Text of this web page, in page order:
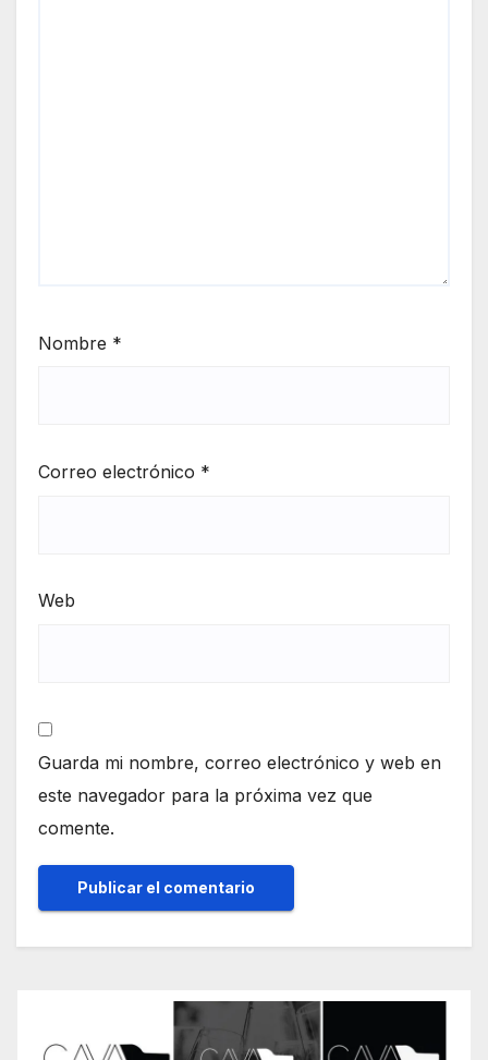
Nombre *
Correo electrónico *
Web
Guarda mi nombre, correo electrónico y web en
este navegador para la próxima vez que
comente.